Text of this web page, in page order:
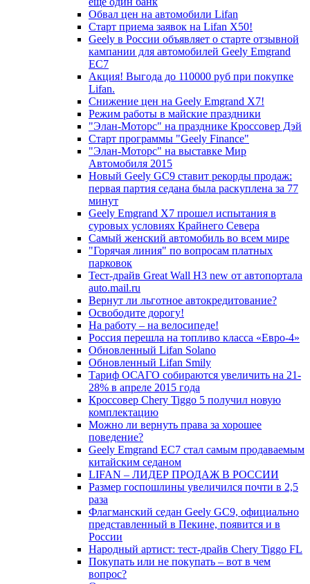
Обвал цен на автомобили Lifan
Старт приема заявок на Lifan X50!
Geely в России объявляет о старте отзывной
кампании для автомобилей Geely Emgrand
EC7
Акция! Выгода до 110000 руб при покупке
Lifan.
Снижение цен на Geely Emgrand X7!
Режим работы в майские праздники
"Элан-Моторс" на празднике Кроссовер Дэй
Старт программы "Geely Finance"
"Элан-Моторс" на выставке Мир
Автомобиля 2015
Новый Geely GC9 ставит рекорды продаж:
первая партия седана была раскуплена за 77
минут
Geely Emgrand X7 прошел испытания в
суровых условиях Крайнего Севера
Самый женский автомобиль во всем мире
"Горячая линия" по вопросам платных
парковок
Тест-драйв Great Wall H3 new от автопортала
auto.mail.ru
Вернут ли льготное автокредитование?
Освободите дорогу!
На работу – на велосипеде!
Россия перешла на топливо класса «Евро-4»
Обновленный Lifan Solano
Обновленный Lifan Smily
Тариф ОСАГО собираются увеличить на 21-
28% в апреле 2015 года
Кроссовер Chery Tiggo 5 получил новую
комплектацию
Можно ли вернуть права за хорошее
поведение?
Geely Emgrand EC7 стал самым продаваемым
китайским седаном
LIFAN – ЛИДЕР ПРОДАЖ В РОССИИ
Размер госпошлины увеличился почти в 2,5
раза
Флагманский седан Geely GC9, официально
представленный в Пекине, появится и в
России
Народный артист: тест-драйв Chery Tiggo FL
Покупать или не покупать – вот в чем
вопрос?